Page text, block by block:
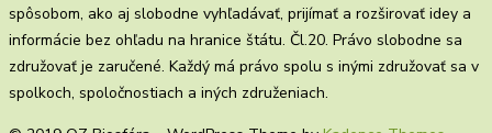
spôsobom, ako aj slobodne vyhľadávať, prijímať a rozširovať idey a
informácie bez ohľadu na hranice štátu. Čl.20. Právo slobodne sa
združovať je zaručené. Každý má právo spolu s inými združovať sa v
spolkoch, spoločnostiach a iných združeniach.